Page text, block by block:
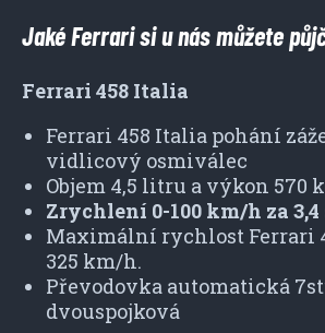
Jaké Ferrari si u nás můžete
Ferrari 458 Italia
Ferrari 458 Italia pohání
vidlicový osmiválec
Objem 4,5 litru a výkon 570
Zrychlení 0-100 km/h za 3,4
Maximální rychlost Ferrari
325 km/h.
Převodovka automatická
dvouspojková